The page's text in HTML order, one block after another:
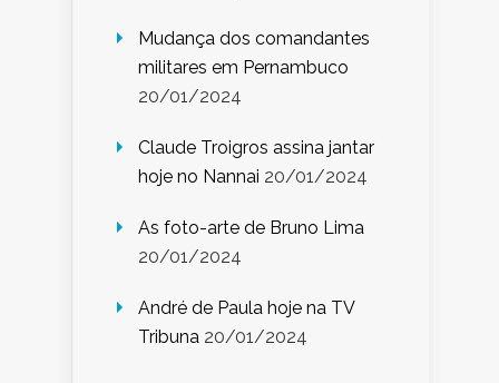
Mudança dos comandantes
militares em Pernambuco
20/01/2024
Claude Troigros assina jantar
hoje no Nannai 20/01/2024
As foto-arte de Bruno Lima
20/01/2024
André de Paula hoje na TV
Tribuna 20/01/2024